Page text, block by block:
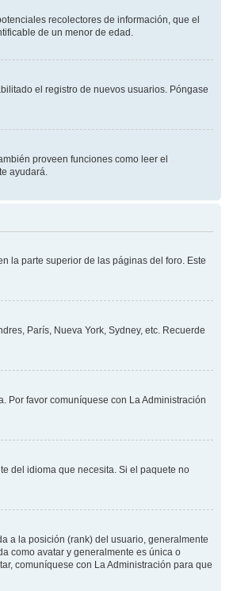
recolectores de información, que el
de un menor de edad.
el registro de nuevos usuarios. Póngase
proveen funciones como leer el
ayudará.
la parte superior de las páginas del foro. Este
París, Nueva York, Sydney, etc. Recuerde
Por favor comuníquese con La Administración
del idioma que necesita. Si el paquete no
a la posición (rank) del usuario, generalmente
como avatar y generalmente es única o
comuníquese con La Administración para que